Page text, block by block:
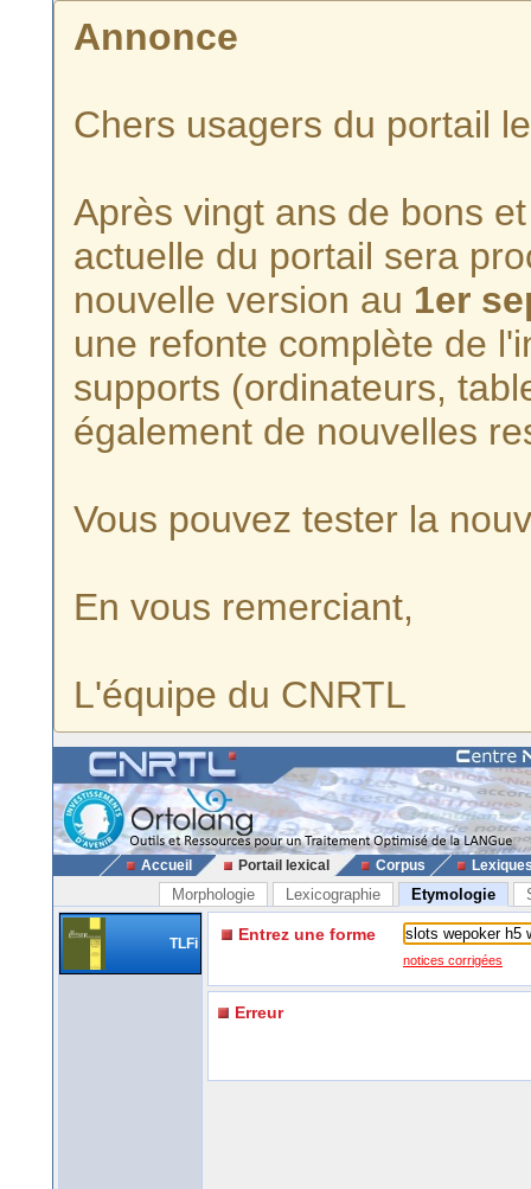
Annonce
Chers usagers du portail
Après vingt ans de bons
actuelle du portail sera
nouvelle version au 1er
une refonte complète de
supports (ordinateurs,
également de nouvelles
Vous pouvez tester la
En vous remerciant,
L'équipe du CNRTL
Accueil Portail lexical Corpus
Morphologie Lexicographie Etymologie
TLFi Entrez une forme
notices corrigées
Erreur